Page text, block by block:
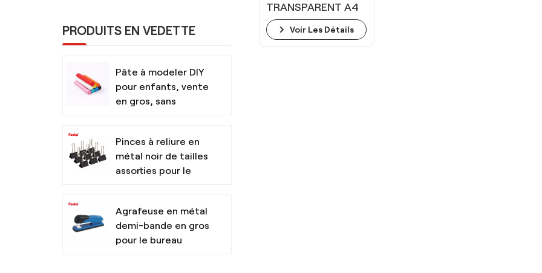
TRANSPARENT A4
PVC
Voir Les Détails
PRODUITS EN VEDETTE
Pâte à modeler DIY
pour enfants, vente
en gros, sans
Pinces à reliure en
métal noir de tailles
assorties pour le
Agrafeuse en métal
demi-bande en gros
pour le bureau